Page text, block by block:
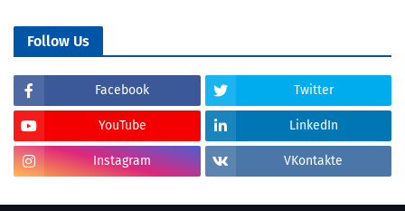
Follow Us
Facebook Twitter
YouTube LinkedIn
Instagram VKontakte